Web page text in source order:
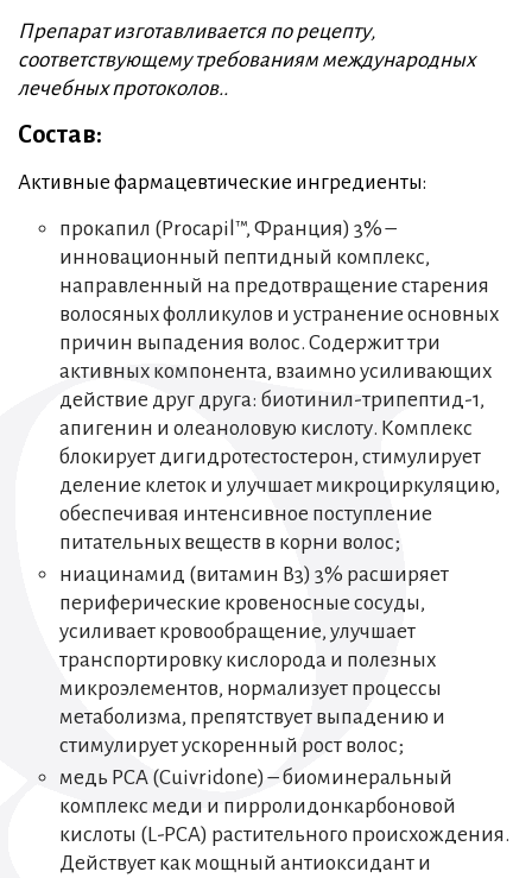
Препарат изготавливается по рецепту,
соответствующему требованиям международных
лечебных протоколов..
Состав:
Активные фармацевтические ингредиенты:
прокапил (Procapil™, Франция) 3% –
инновационный пептидный комплекс,
направленный на предотвращение старения
волосяных фолликулов и устранение основных
причин выпадения волос. Содержит три
активных компонента, взаимно усиливающих
действие друг друга: биотинил-трипептид-1,
апигенин и олеаноловую кислоту. Комплекс
блокирует дигидротестостерон, стимулирует
деление клеток и улучшает микроциркуляцию,
обеспечивая интенсивное поступление
питательных веществ в корни волос;
ниацинамид (витамин В3) 3% расширяет
периферические кровеносные сосуды,
усиливает кровообращение, улучшает
транспортировку кислорода и полезных
микроэлементов, нормализует процессы
метаболизма, препятствует выпадению и
стимулирует ускоренный рост волос;
медь PCA (Cuivridone) – биоминеральный
комплекс меди и пирролидонкарбоновой
кислоты (L-PCA) растительного происхождения.
Действует как мощный антиоксидант и